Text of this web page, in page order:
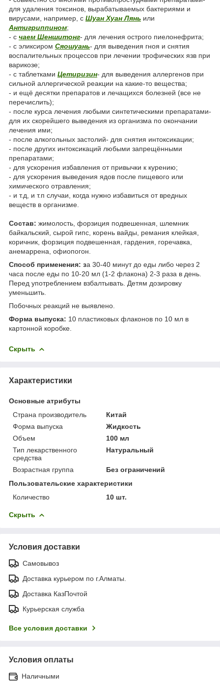
для удаления токсинов, вырабатываемых бактериями и
вирусами, например, с Шуан Хуан Лянь или
Антигриппином;
- с чаем Шеншитонг- для лечения острого пиелонефрита;
- с эликсиром Сяошуань- для выведения гноя и снятия
воспалительных процессов при лечении трофических язв при
варикозе;
- с таблетками Цетиризин- для выведения аллергенов при
сильной аллергической реакции на какие-то вещества;
- и ещё десятки препаратов и лечащихся болезней (все не
перечислить);
- после курса лечения любыми синтетическими препаратами-
для их скорейшего выведения из организма по окончании
лечения ими;
- после алкогольных застолий- для снятия интоксикации;
- после других интоксикаций любыми запрещёнными
препаратами;
- для ускорения избавления от привычки к курению;
- для ускорения выведения ядов после пищевого или
химического отравления;
- и т.д, и т.п случаи, когда нужно избавиться от вредных
веществ в организме.
Состав: жимолость, форзиция подвешенная, шлемник
байкальский, сырой гипс, корень вайды, ремания клейкая,
коричник, форзиция подвешенная, гардения, горечавка,
анемаррена, офиопогон.
Способ применения: за 30-40 минут до еды либо через 2
часа после еды по 10-20 мл (1-2 флакона) 2-3 раза в день.
Перед употреблением взбалтывать. Детям дозировку
уменьшить.
Побочных реакций не выявлено.
Форма выпуска: 10 пластиковых флаконов по 10 мл в
картонной коробке.
Скрыть
Характеристики
Основные атрибуты
Страна производитель
Китай
Форма выпуска
Жидкость
Объем
100 мл
Тип лекарственного
средства
Натуральный
Возрастная группа
Без ограничений
Пользовательские характеристики
Количество
10 шт.
Скрыть
Условия доставки
Самовывоз
Доставка курьером по г.Алматы.
Доставка КазПочтой
Курьерская служба
Все условия доставки
Условия оплаты
Наличными